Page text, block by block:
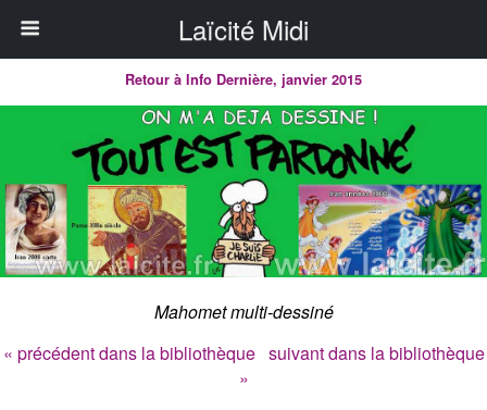
Laïcité Midi
Retour à Info Dernière, janvier 2015
Mahomet multi-dessiné
« précédent dans la bibliothèque suivant dans la bibliothèque
»